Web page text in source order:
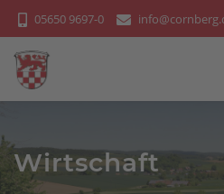
Bitte
beachten
Sie:
Diese
Website
ein
Barrierefreiheitssystem.
05650 9697-0
Wirtschaft